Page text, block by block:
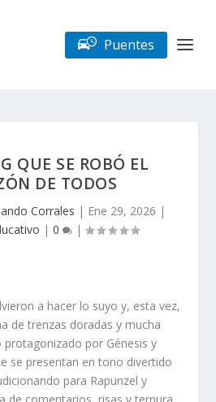
Puentes
QUE SE ROBÓ EL
DE TODOS
Corrales | Ene 29, 2026 |
| 0 |
a hacer lo suyo y, esta vez,
de trenzas doradas y mucha
protagonizado por Génesis y
se presentan en tono divertido
para Rapunzel y